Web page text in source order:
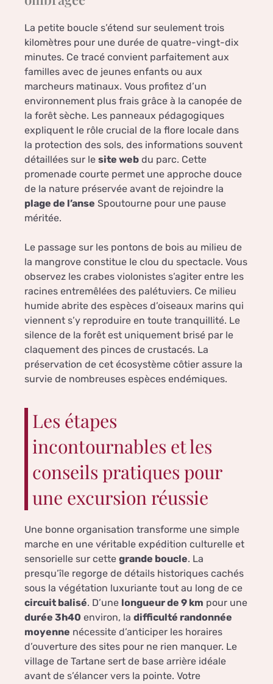
La petite boucle s’étend sur seulement trois
kilomètres pour une durée de quatre-vingt-dix
minutes. Ce tracé convient parfaitement aux
familles avec de jeunes enfants ou aux
marcheurs matinaux. Vous profitez d’un
environnement plus frais grâce à la canopée de
la forêt sèche. Les panneaux pédagogiques
expliquent le rôle crucial de la flore locale dans
la protection des sols, des informations souvent
détaillées sur le site web du parc. Cette
promenade courte permet une approche douce
de la nature préservée avant de rejoindre la
plage de l’anse Spoutourne pour une pause
méritée.
Le passage sur les pontons de bois au milieu de
la mangrove constitue le clou du spectacle. Vous
observez les crabes violonistes s’agiter entre les
racines entremêlées des palétuviers. Ce milieu
humide abrite des espèces d’oiseaux marins qui
viennent s’y reproduire en toute tranquillité. Le
silence de la forêt est uniquement brisé par le
claquement des pinces de crustacés. La
préservation de cet écosystème côtier assure la
survie de nombreuses espèces endémiques.
Les étapes
incontournables et les
conseils pratiques pour
une excursion réussie
Une bonne organisation transforme une simple
marche en une véritable expédition culturelle et
sensorielle sur cette grande boucle. La
presqu’île regorge de détails historiques cachés
sous la végétation luxuriante tout au long de ce
circuit balisé. D’une longueur de 9 km pour une
durée 3h40 environ, la difficulté randonnée
moyenne nécessite d’anticiper les horaires
d’ouverture des sites pour ne rien manquer. Le
village de Tartane sert de base arrière idéale
avant de s’élancer vers la pointe. Votre